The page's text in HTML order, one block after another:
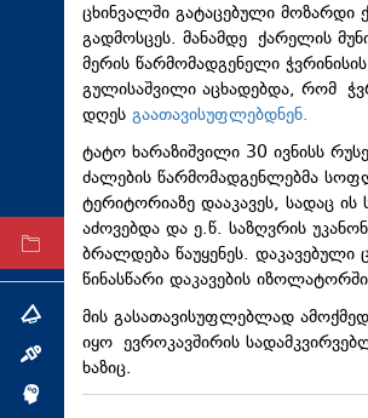
კულტურა
ტექნოლოგიები
ტაბლოიდი
არქივი
თემა
ინქვიზიცია
ცხინვალში გატაცებული მოზარდი
გადმოსცეს. მანამდე ქარელის
მერის წარმომადგენელი
გულისაშვილი აცხადებდა, რომ
დღეს გაათავისუფლებდნენ.
ტატო ხარაზიშვილი 30 ივნისს
ძალების წარმომადგენლებმა
ტერიტორიაზე დააკავეს, სადაც ის
აძოვებდა და ე.წ. საზღვრის
ბრალდება წაუყენეს. დაკავებული
წინასწარი დაკავების
მის გასათავისუფლებლად
იყო ევროკავშირის
ხაზიც.